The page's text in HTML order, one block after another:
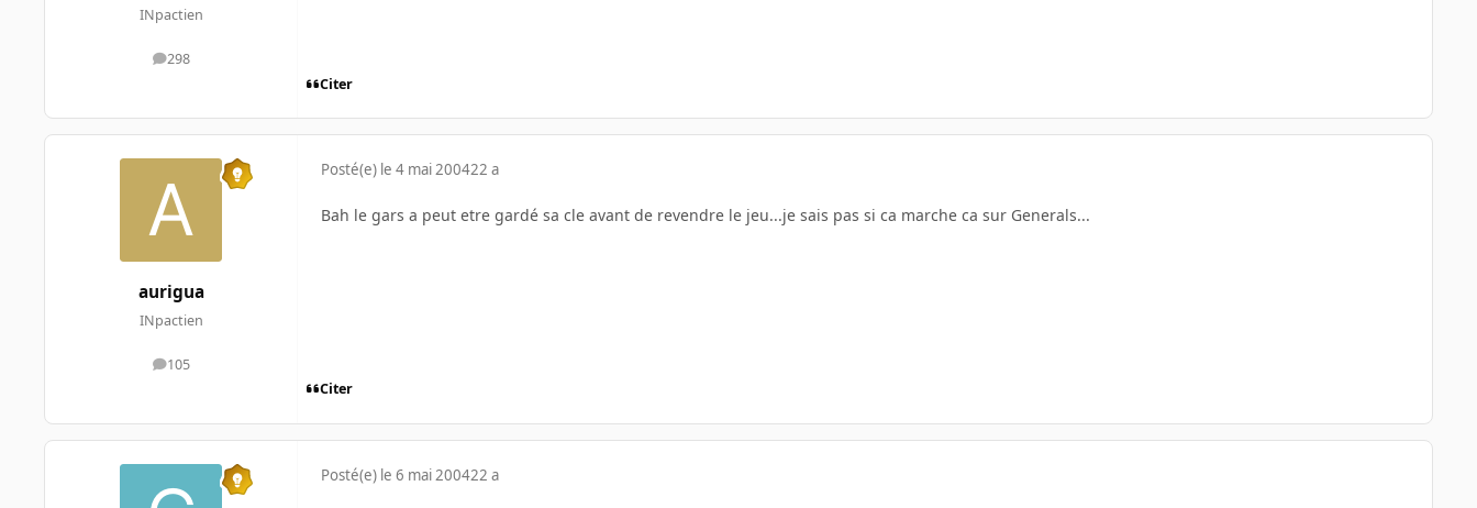
INpactien
298
messages
Citer
aurigua
INpactien
105
messages
Posté(e) le 4 mai 200422 a
Bah le gars a peut etre gardé sa cle avant de revendre le jeu...je sais pas si ca marche ca sur Generals...
Citer
Posté(e) le 6 mai 200422 a